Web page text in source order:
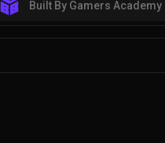
Built By Gamers Academy